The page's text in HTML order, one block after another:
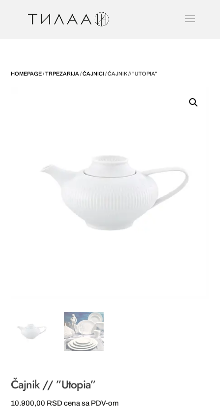
HOMEPAGE/TRPEZARIJA /ČAJNICI/ ČAJNIK // ”UTOPIA”
Čajnik // ”Utopia”
10.900,00 RSD cena sa PDV-om